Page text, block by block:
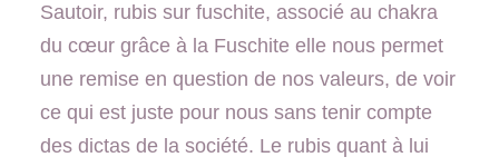
Sautoir, rubis sur fuschite, associé au chakra
du cœur grâce à la Fuschite elle nous permet
une remise en question de nos valeurs, de voir
ce qui est juste pour nous sans tenir compte
des dictas de la société. Le rubis quant à lui